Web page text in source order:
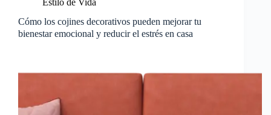
Estilo de Vida
Cómo los cojines decorativos pueden mejorar tu
bienestar emocional y reducir el estrés en casa